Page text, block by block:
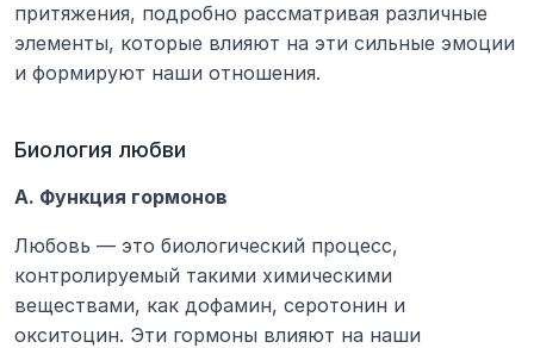
притяжения, подробно рассматривая различные
элементы, которые влияют на эти сильные эмоции
и формируют наши отношения.
Биология любви
А. Функция гормонов
Любовь — это биологический процесс,
контролируемый такими химическими
веществами, как дофамин, серотонин и
окситоцин. Эти гормоны влияют на наши